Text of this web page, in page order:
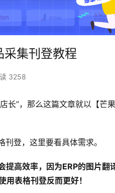
采集刊登教程
3258
长”，那么这篇文章就以【芒
登，这里要看具体需求。
高效率，因为ERP的图片翻
表格刊登反而更好！